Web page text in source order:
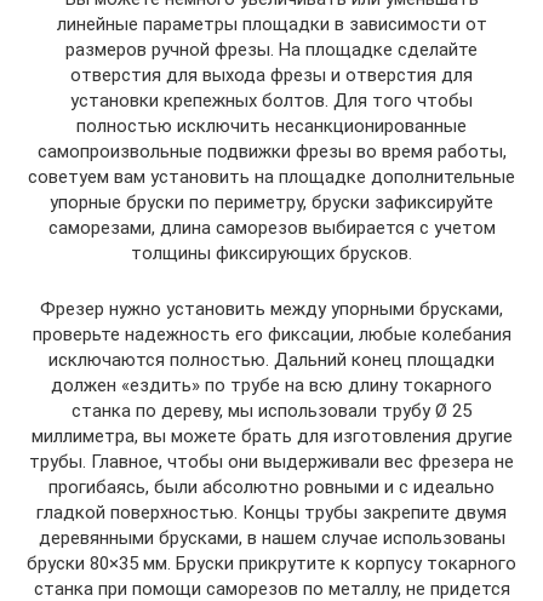
линейные параметры площадки в зависимости от
размеров ручной фрезы. На площадке сделайте
отверстия для выхода фрезы и отверстия для
установки крепежных болтов. Для того чтобы
полностью исключить несанкционированные
самопроизвольные подвижки фрезы во время работы,
советуем вам установить на площадке дополнительные
упорные бруски по периметру, бруски зафиксируйте
саморезами, длина саморезов выбирается с учетом
толщины фиксирующих брусков.
Фрезер нужно установить между упорными брусками,
проверьте надежность его фиксации, любые колебания
исключаются полностью. Дальний конец площадки
должен «ездить» по трубе на всю длину токарного
станка по дереву, мы использовали трубу Ø 25
миллиметра, вы можете брать для изготовления другие
трубы. Главное, чтобы они выдерживали вес фрезера не
прогибаясь, были абсолютно ровными и с идеально
гладкой поверхностью. Концы трубы закрепите двумя
деревянными брусками, в нашем случае использованы
бруски 80×35 мм. Бруски прикрутите к корпусу токарного
станка при помощи саморезов по металлу, не придется